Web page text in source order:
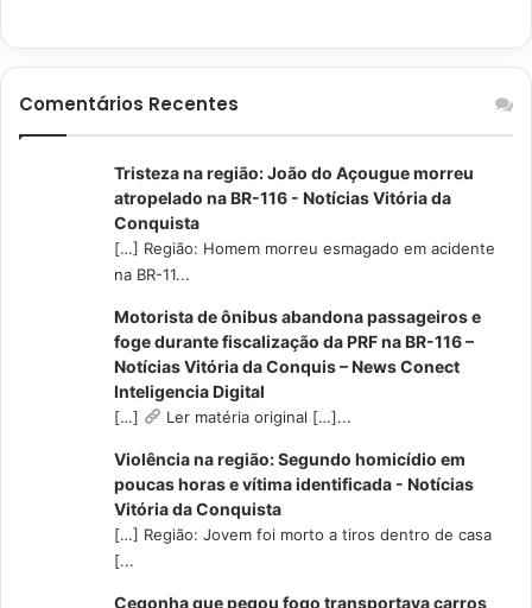
Comentários Recentes
Tristeza na região: João do Açougue morreu
atropelado na BR-116 - Notícias Vitória da
Conquista
[…] Região: Homem morreu esmagado em acidente
na BR-11...
Motorista de ônibus abandona passageiros e
foge durante fiscalização da PRF na BR-116 –
Notícias Vitória da Conquis – News Conect
Inteligencia Digital
[…] Ler matéria original […]...
Violência na região: Segundo homicídio em
poucas horas e vítima identificada - Notícias
Vitória da Conquista
[…] Região: Jovem foi morto a tiros dentro de casa
[...
Cegonha que pegou fogo transportava carros